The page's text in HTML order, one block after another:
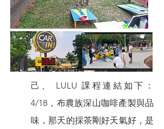
己、 LULU 課程連結如下：
4/18，布農族深山咖啡產製與品
味，那天的採茶剛好天氣好，是